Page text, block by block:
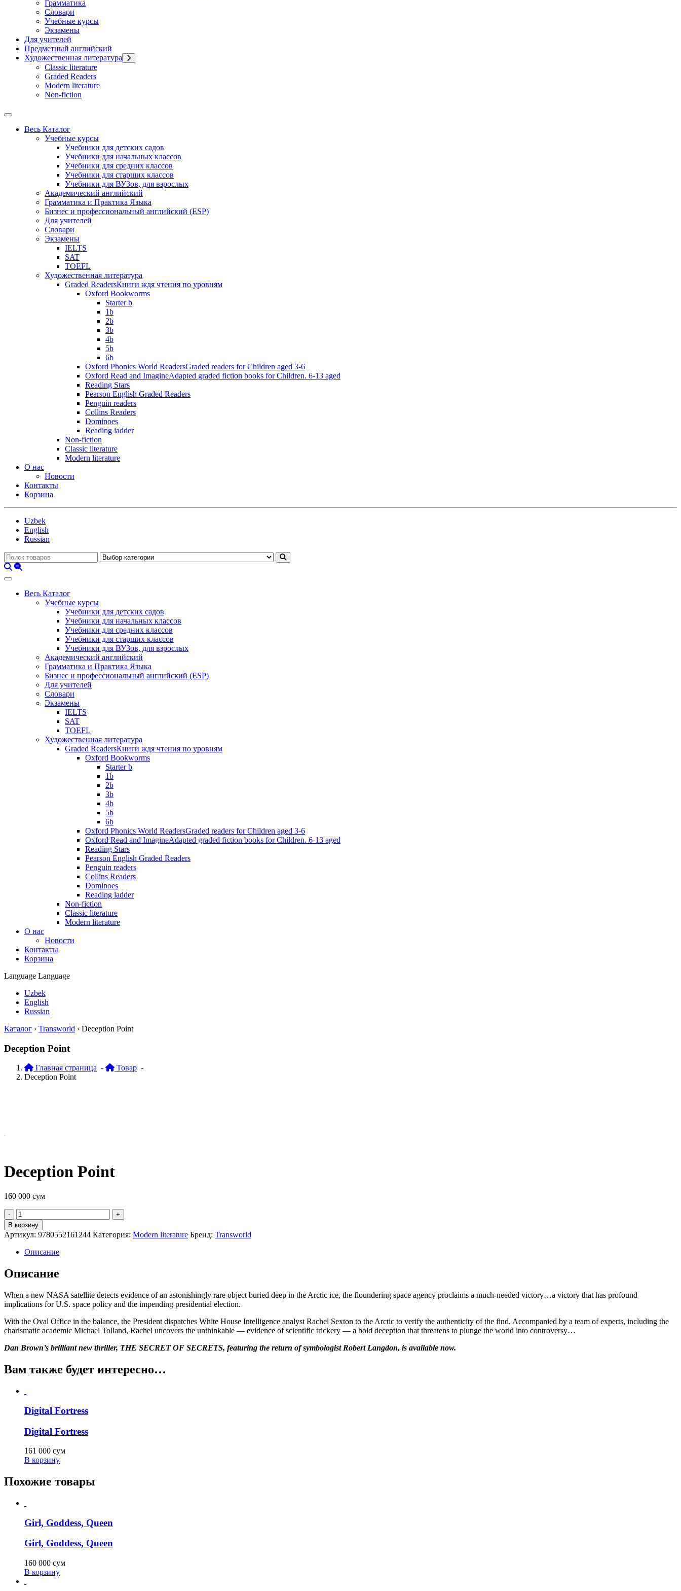
Грамматика
Словари
Учебные курсы
Экзамены
Для учителей
Предметный английский
Художественная литература
Classic literature
Graded Readers
Modern literature
Non-fiction
Весь Каталог
Учебные курсы
Учебники для детских садов
Учебники для начальных классов
Учебники для средних классов
Учебники для старших классов
Учебники для ВУЗов, для взрослых
Академический английский
Грамматика и Практика Языка
Бизнес и профессиональный английский (ESP)
Для учителей
Словари
Экзамены
IELTS
SAT
TOEFL
Художественная литература
Graded ReadersКниги ждя чтения по уровням
Oxford Bookworms
Starter b
1b
2b
3b
4b
5b
6b
Oxford Phonics World ReadersGraded readers for Children aged 3-6
Oxford Read and ImagineAdapted graded fiction books for Children. 6-13 aged
Reading Stars
Pearson English Graded Readers
Penguin readers
Collins Readers
Dominoes
Reading ladder
Non-fiction
Classic literature
Modern literature
О нас
Новости
Контакты
Корзина
Uzbek
English
Russian
Весь Каталог
Учебные курсы
Учебники для детских садов
Учебники для начальных классов
Учебники для средних классов
Учебники для старших классов
Учебники для ВУЗов, для взрослых
Академический английский
Грамматика и Практика Языка
Бизнес и профессиональный английский (ESP)
Для учителей
Словари
Экзамены
IELTS
SAT
TOEFL
Художественная литература
Graded ReadersКниги ждя чтения по уровням
Oxford Bookworms
Starter b
1b
2b
3b
4b
5b
6b
Oxford Phonics World ReadersGraded readers for Children aged 3-6
Oxford Read and ImagineAdapted graded fiction books for Children. 6-13 aged
Reading Stars
Pearson English Graded Readers
Penguin readers
Collins Readers
Dominoes
Reading ladder
Non-fiction
Classic literature
Modern literature
О нас
Новости
Контакты
Корзина
Language Language
Uzbek
English
Russian
Каталог › Transworld › Deception Point
Deception Point
Главная страница - Товар -
Deception Point
Deception Point
160 000 сум
Quantity
В корзину
Артикул: 9780552161244 Категория: Modern literature Бренд: Transworld
Описание
Описание
When a new NASA satellite detects evidence of an astonishingly rare object buried deep in the Arctic ice, the floundering space agency proclaims a much-needed victory…a victory that has profound
implications for U.S. space policy and the impending presidential election.
With the Oval Office in the balance, the President dispatches White House Intelligence analyst Rachel Sexton to the Arctic to verify the authenticity of the find. Accompanied by a team of experts, including the
charismatic academic Michael Tolland, Rachel uncovers the unthinkable — evidence of scientific trickery — a bold deception that threatens to plunge the world into controversy…
Dan Brown’s brilliant new thriller, THE SECRET OF SECRETS, featuring the return of symbologist Robert Langdon, is available now.
Вам также будет интересно…
Digital Fortress
Digital Fortress
161 000 сум
В корзину
Похожие товары
Girl, Goddess, Queen
Girl, Goddess, Queen
160 000 сум
В корзину